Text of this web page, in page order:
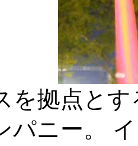
を拠点と
パニー。